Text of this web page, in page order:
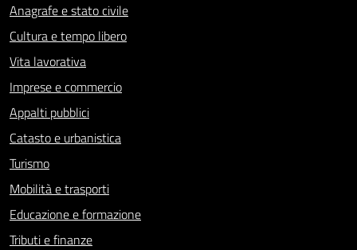
Anagrafe e stato civile
Cultura e tempo libero
Vita lavorativa
Imprese e commercio
Appalti pubblici
Catasto e urbanistica
Turismo
Mobilità e trasporti
Educazione e formazione
Tributi e finanze